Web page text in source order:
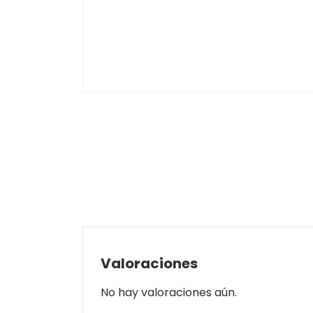
Valoraciones
No hay valoraciones aún.